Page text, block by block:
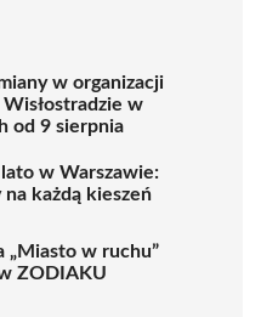
w organizacji
w
od 9 sierpnia
w Warszawie:
każdą kieszeń
„Miasto w ruchu”
ZODIAKU